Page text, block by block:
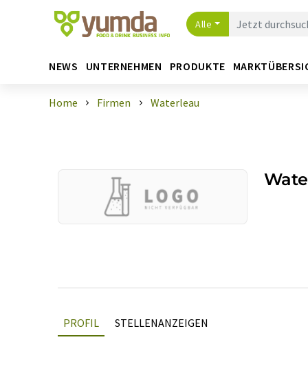
Alle
NEWS UNTERNEHMEN PRODUKTE
Home Firmen Waterleau
PROFIL STELLENANZEIGEN